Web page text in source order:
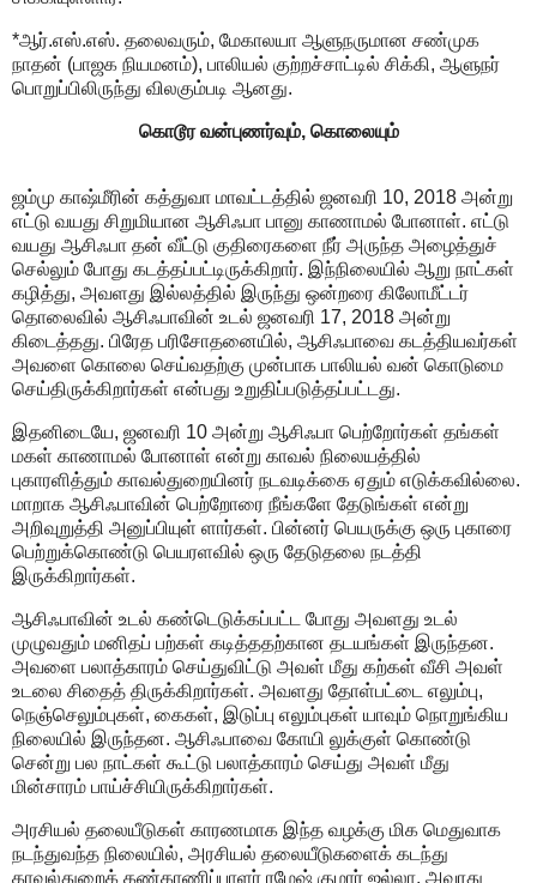
*ஆர்.எஸ்.எஸ். தலைவரும், மேகாலயா ஆளுநருமான சண்முக
நாதன் (பாஜக நியமனம்), பாலியல் குற்றச்சாட்டில் சிக்கி, ஆளுநர்
பொறுப்பிலிருந்து விலகும்படி ஆனது.
கொடூர வன்புணர்வும், கொலையும்
ஜம்மு காஷ்மீரின் கத்துவா மாவட்டத்தில் ஜனவரி 10, 2018 அன்று
எட்டு வயது சிறுமியான ஆசிஃபா பானு காணாமல் போனாள். எட்டு
வயது ஆசிஃபா தன் வீட்டு குதிரைகளை நீர் அருந்த அழைத்துச்
செல்லும் போது கடத்தப்பட்டிருக்கிறார். இந்நிலையில் ஆறு நாட்கள்
கழித்து, அவளது இல்லத்தில் இருந்து ஒன்றரை கிலோமீட்டர்
தொலைவில் ஆசிஃபாவின் உடல் ஜனவரி 17, 2018 அன்று
கிடைத்தது. பிரேத பரிசோதனையில், ஆசிஃபாவை கடத்தியவர்கள்
அவளை கொலை செய்வதற்கு முன்பாக பாலியல் வன் கொடுமை
செய்திருக்கிறார்கள் என்பது உறுதிப்படுத்தப்பட்டது.
இதனிடையே, ஜனவரி 10 அன்று ஆசிஃபா பெற்றோர்கள் தங்கள்
மகள் காணாமல் போனாள் என்று காவல் நிலையத்தில்
புகாரளித்தும் காவல்துறையினர் நடவடிக்கை ஏதும் எடுக்கவில்லை.
மாறாக ஆசிஃபாவின் பெற்றோரை நீங்களே தேடுங்கள் என்று
அறிவுறுத்தி அனுப்பியுள் ளார்கள். பின்னர் பெயருக்கு ஒரு புகாரை
பெற்றுக்கொண்டு பெயரளவில் ஒரு தேடுதலை நடத்தி
இருக்கிறார்கள்.
ஆசிஃபாவின் உடல் கண்டெடுக்கப்பட்ட போது அவளது உடல்
முழுவதும் மனிதப் பற்கள் கடித்ததற்கான தடயங்கள் இருந்தன.
அவளை பலாத்காரம் செய்துவிட்டு அவள் மீது கற்கள் வீசி அவள்
உடலை சிதைத் திருக்கிறார்கள். அவளது தோள்பட்டை எலும்பு,
நெஞ்செலும்புகள், கைகள், இடுப்பு எலும்புகள் யாவும் நொறுங்கிய
நிலையில் இருந்தன. ஆசிஃபாவை கோயி லுக்குள் கொண்டு
சென்று பல நாட்கள் கூட்டு பலாத்காரம் செய்து அவள் மீது
மின்சாரம் பாய்ச்சியிருக்கிறார்கள்.
அரசியல் தலையீடுகள் காரணமாக இந்த வழக்கு மிக மெதுவாக
நடந்துவந்த நிலையில், அரசியல் தலையீடுகளைக் கடந்து
காவல்துறைக் கண்காணிப்பாளர் ரமேஷ் குமார் ஜல்லா, அவரது